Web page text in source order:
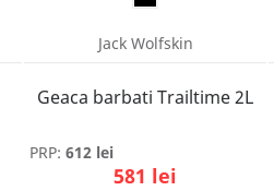
Jack Wolfskin
Geaca barbati Trailtime 2L
PRP: 612 lei
581 lei